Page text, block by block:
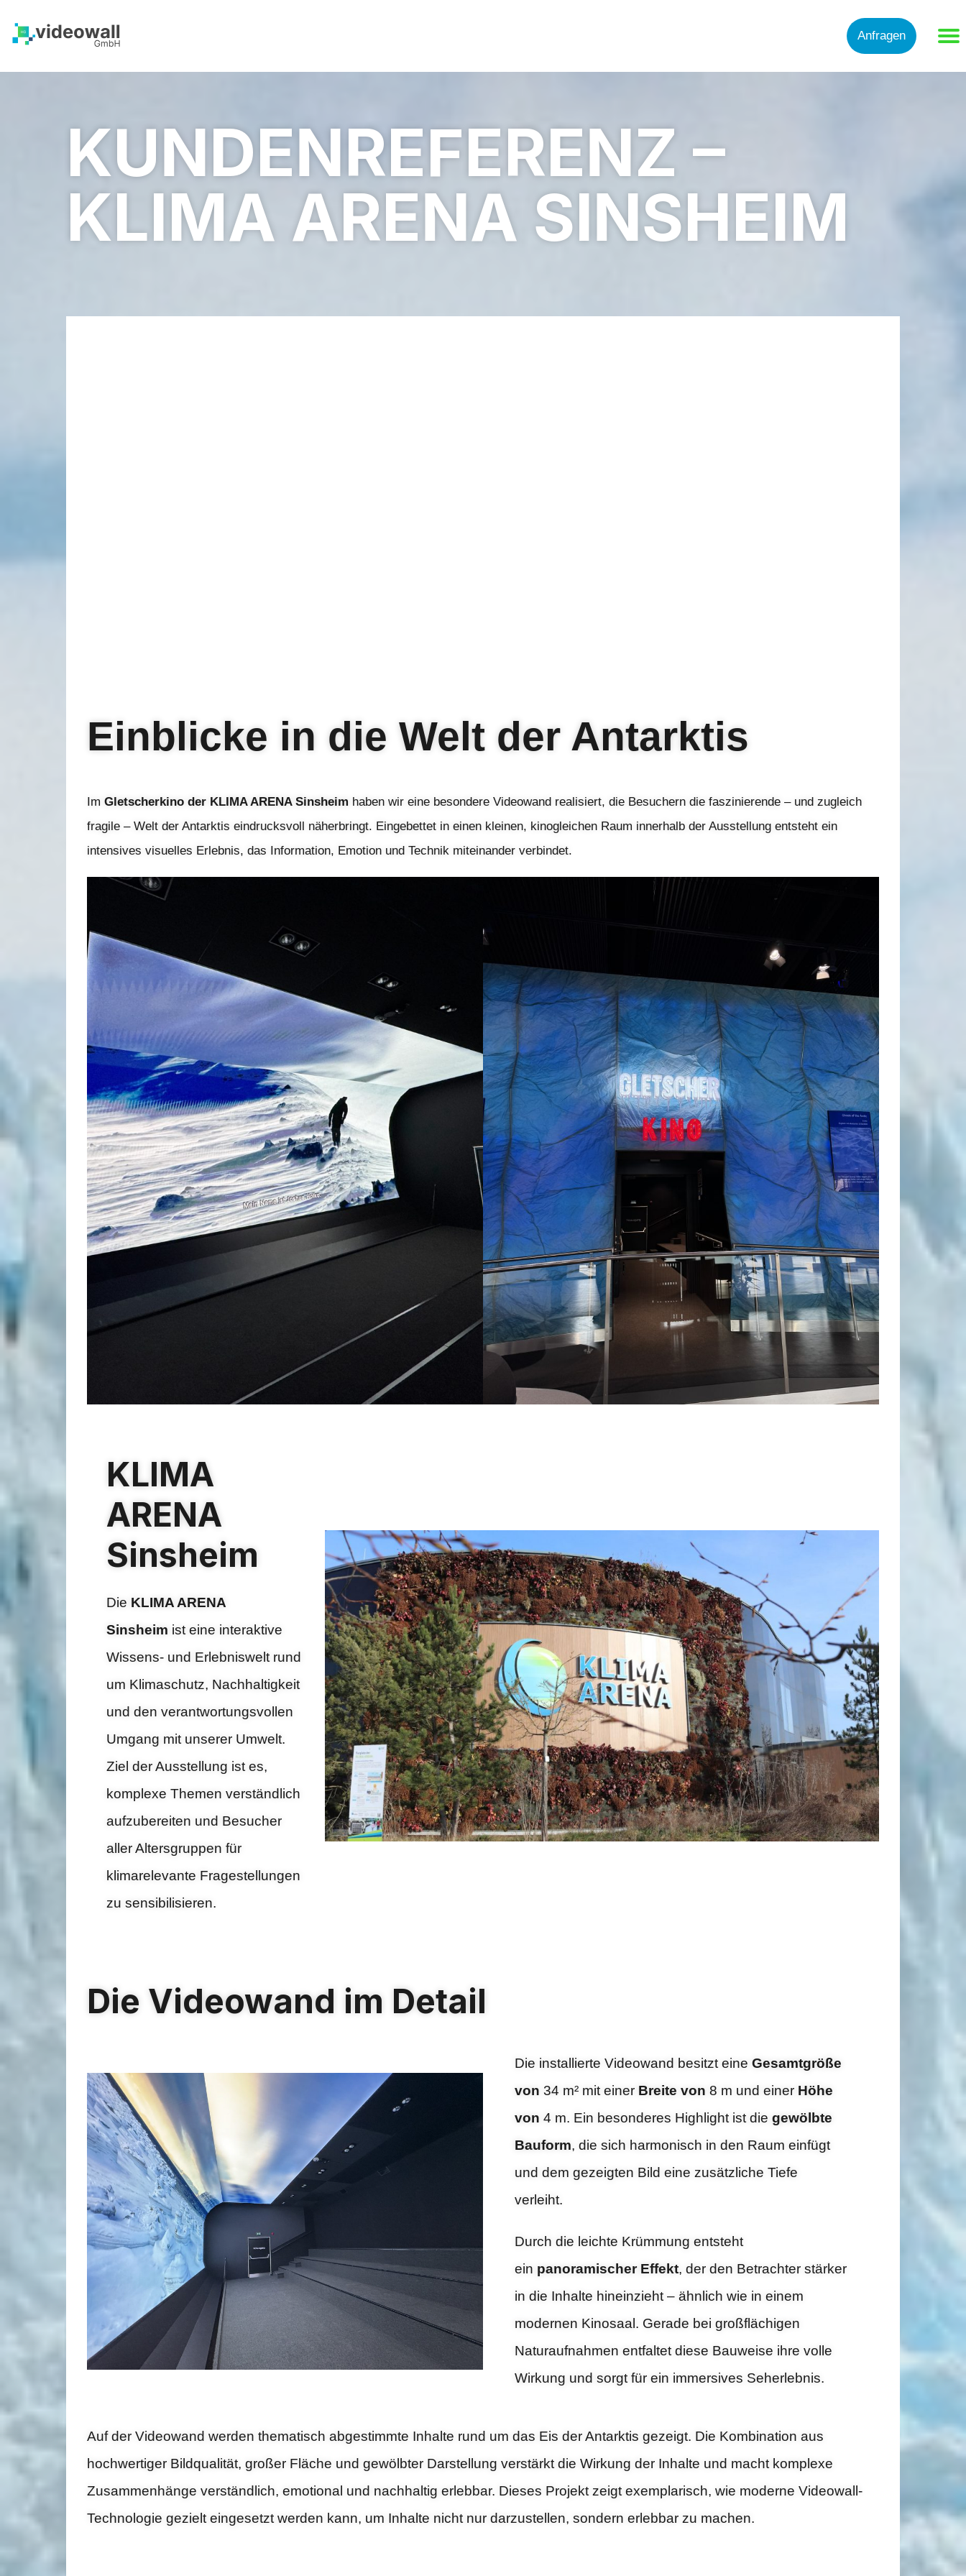
Anfragen
KUNDENREFERENZ –
KLIMA ARENA SINSHEIM
Einblicke in die Welt der Antarktis
ImGletscherkino der KLIMA ARENA Sinsheim haben wir eine besondere Videowand realisiert, die Besuchern die faszinierende – und zugleich
fragile – Welt der Antarktis eindrucksvoll näherbringt. Eingebettet in einen kleinen, kinogleichen Raum innerhalb der Ausstellung entsteht ein
intensives visuelles Erlebnis, das Information, Emotion und Technik miteinander verbindet.
KLIMA
ARENA
Sinsheim
Die KLIMA ARENA
Sinsheim ist eine interaktive
Wissens- und Erlebniswelt rund
um Klimaschutz, Nachhaltigkeit
und den verantwortungsvollen
Umgang mit unserer Umwelt.
Ziel der Ausstellung ist es,
komplexe Themen verständlich
aufzubereiten und Besucher
aller Altersgruppen für
klimarelevante Fragestellungen
zu sensibilisieren.
Die Videowand im Detail
Die installierte Videowand besitzt eineGesamtgröße
von34 m² mit einer Breite von8 m und einer Höhe
von4 m. Ein besonderes Highlight ist diegewölbte
Bauform, die sich harmonisch in den Raum einfügt
und dem gezeigten Bild eine zusätzliche Tiefe
verleiht.
Durch die leichte Krümmung entsteht
ein panoramischer Effekt, der den Betrachter stärker
in die Inhalte hineinzieht – ähnlich wie in einem
modernen Kinosaal. Gerade bei großflächigen
Naturaufnahmen entfaltet diese Bauweise ihre volle
Wirkung und sorgt für ein immersives Seherlebnis.
Auf der Videowand werden thematisch abgestimmte Inhalte rund um das Eis der Antarktis gezeigt. Die Kombination aus
hochwertiger Bildqualität, großer Fläche und gewölbter Darstellung verstärkt die Wirkung der Inhalte und macht komplexe
Zusammenhänge verständlich, emotional und nachhaltig erlebbar. Dieses Projekt zeigt exemplarisch, wie moderne Videowall-
Technologie gezielt eingesetzt werden kann, um Inhalte nicht nur darzustellen, sondern erlebbar zu machen.